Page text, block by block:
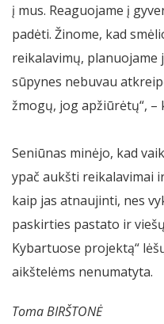
į mus. Reaguojame į
padėti. Žinome, kad
reikalavimų, planuojame
sūpynes nebuvau
žmogų, jog apžiūrėtų“, –
Seniūnas minėjo, kad
ypač aukšti reikalavimai
kaip jas atnaujinti, nes
paskirties pastato ir
Kybartuose projektą“
aikštelėms nenumatyta.
Toma BIRŠTONĖ